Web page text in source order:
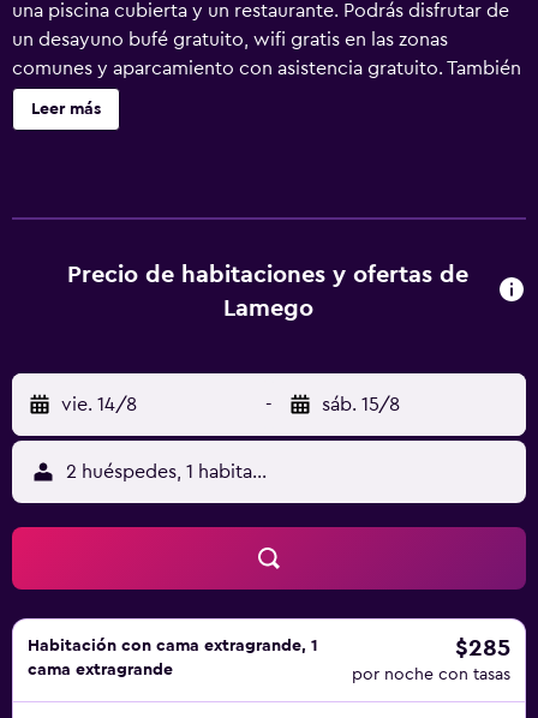
una piscina cubierta y un restaurante. Podrás disfrutar de
un desayuno bufé gratuito, wifi gratis en las zonas
comunes y aparcamiento con asistencia gratuito. También
encontrarás un gimnasio, un bar o lounge y un bar junto a
la piscina. Lamego Hotel & Life ofrece 98 alojamientos con
escritorio y teléfono. Se ofrece servicio de limpieza todos
los días. En el alojamiento hay piscina cubierta, piscina
libre y gimnasio. Se pueden practicar las actividades de
ocio y esparcimiento que se indican más abajo en las
instalaciones o cerca del alojamiento (es posible que se
aplique un recargo).
Leer más
Precio de habitaciones y ofertas de
Lamego
vie. 14/8 - sáb. 15/8
2 huéspedes, 1 habitación
Habitación con cama extragrande, 1
cama extragrande
$285
por noche con tasas